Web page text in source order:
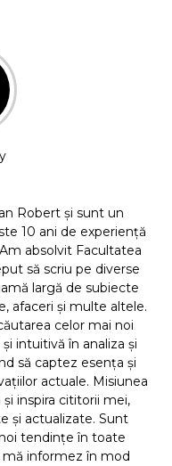
Robert și sunt un
10 ani de experiență
absolvit Facultatea
să scriu pe diverse
largă de subiecte
afaceri și multe altele.
celor mai noi
intuitivă în analiza și
să captez esența și
actuale. Misiunea
inspira cititorii mei,
și actualizate. Sunt
tendințe în toate
mă informez în mod